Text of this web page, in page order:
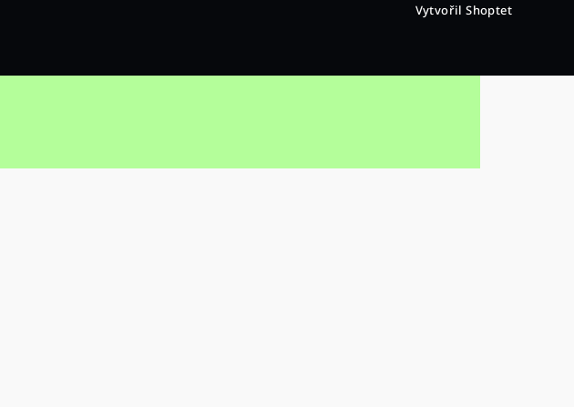
Vytvořil Shoptet